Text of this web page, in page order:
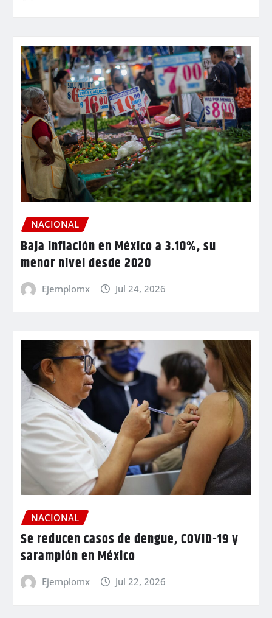
NACIONAL
Baja inflación en México a 3.10%, su
menor nivel desde 2020
Ejemplomx Jul 24, 2026
NACIONAL
Se reducen casos de dengue, COVID-19 y
sarampión en México
Ejemplomx Jul 22, 2026